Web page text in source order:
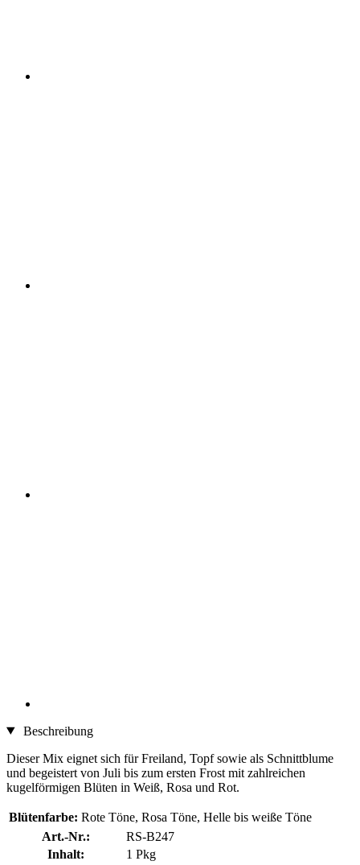
Beschreibung
Dieser Mix eignet sich für Freiland, Topf sowie als Schnittblume
und begeistert von Juli bis zum ersten Frost mit zahlreichen
kugelförmigen Blüten in Weiß, Rosa und Rot.
Blütenfarbe: Rote Töne, Rosa Töne, Helle bis weiße Töne
Art.-Nr.:
RS-B247
Inhalt:
1 Pkg